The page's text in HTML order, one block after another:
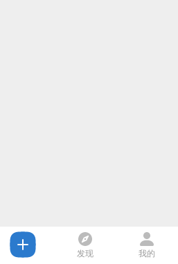
发现 我的